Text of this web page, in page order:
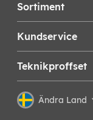
Sortiment
Kundservice
Teknikproffset
Ändra Land